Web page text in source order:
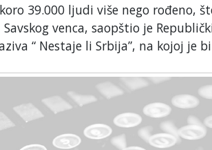
39.000 ljudi više nego rođeno,
venca, saopštio je
“ Nestaje li Srbija”, na kojoj je